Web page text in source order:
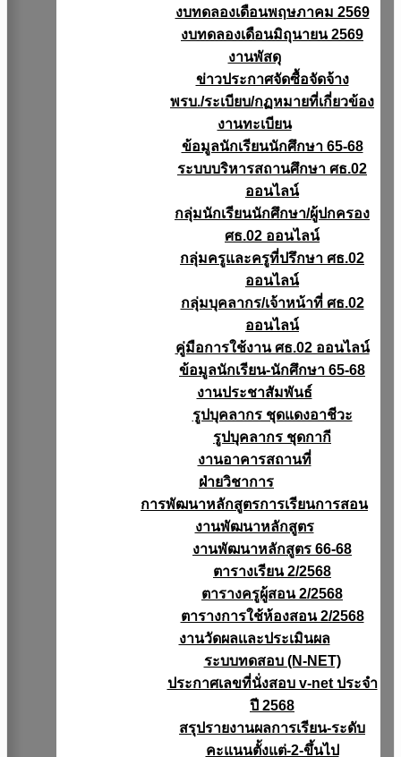
งบทดลองเดือนพฤษภาคม 2569
งบทดลองเดือนมิถุนายน 2569
งานพัสดุ
ข่าวประกาศจัดซื้อจัดจ้าง
พรบ./ระเบียบ/กฏหมายที่เกี่ยวข้อง
งานทะเบียน
ข้อมูลนักเรียนนักศึกษา 65-68
ระบบบริหารสถานศึกษา ศธ.02
ออนไลน์
กลุ่มนักเรียนนักศึกษา/ผู้ปกครอง
ศธ.02 ออนไลน์
กลุ่มครูและครูที่ปรึกษา ศธ.02
ออนไลน์
กลุ่มบุคลากร/เจ้าหน้าที่ ศธ.02
ออนไลน์
คู่มือการใช้งาน ศธ.02 ออนไลน์
ข้อมูลนักเรียน-นักศึกษา 65-68
งานประชาสัมพันธ์
รูปบุคลากร ชุดแดงอาชีวะ
รูปบุคลากร ชุดกากี
งานอาคารสถานที่
ฝ่ายวิชาการ
การพัฒนาหลักสูตรการเรียนการสอน
งานพัฒนาหลักสูตร
งานพัฒนาหลักสูตร 66-68
ตารางเรียน 2/2568
ตารางครูผู้สอน 2/2568
ตารางการใช้ห้องสอน 2/2568
งานวัดผลเเละประเมินผล
ระบบทดสอบ (N-NET)
ประกาศเลขที่นั่งสอบ v-net ประจำ
ปี 2568
สรุปรายงานผลการเรียน-ระดับ
คะแนนตั้งแต่-2-ขึ้นไป